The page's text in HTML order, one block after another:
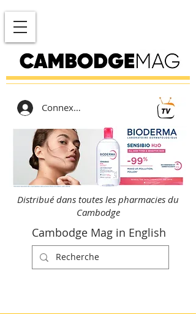
Connexion
Distribué dans toutes les pharmacies du
Cambodge
Cambodge Mag in English